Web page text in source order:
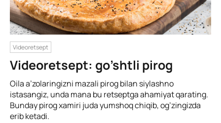
Videoretsept
Videoretsept: go’shtli pirog
Oila a’zolaringizni mazali pirog bilan siylashno
istasangiz, unda mana bu retseptga ahamiyat qarating.
Bunday pirog xamiri juda yumshoq chiqib, og’zingizda
erib ketadi.